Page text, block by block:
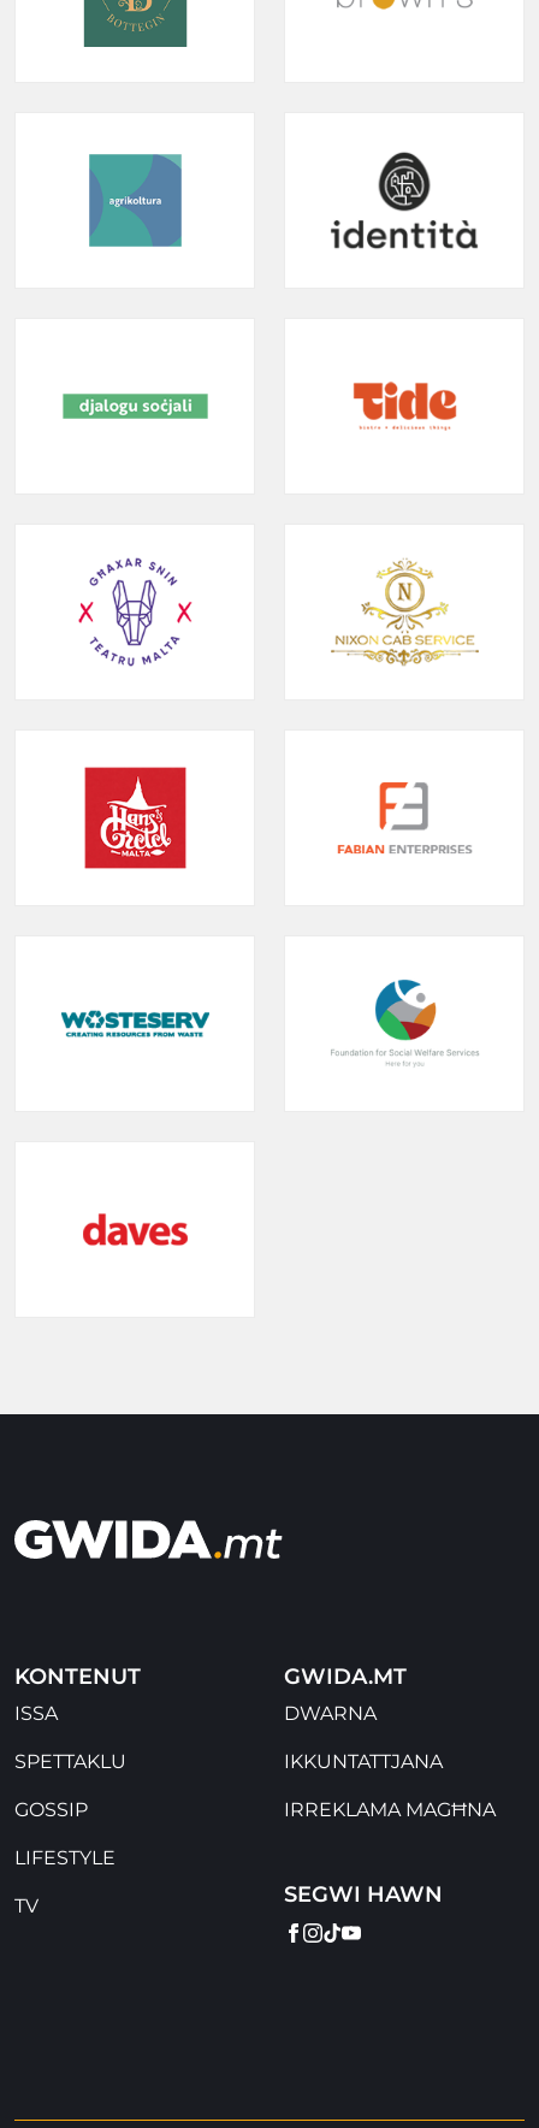
KONTENUT
ISSA
SPETTAKLU
GOSSIP
LIFESTYLE
TV
GWIDA.MT
DWARNA
IKKUNTATTJANA
IRREKLAMA MAGĦNA
SEGWI HAWN
FACEBOOK
INSTAGRAM
TIKTOK
YOUTUBE